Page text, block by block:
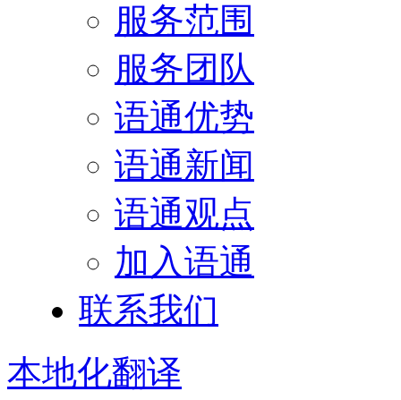
服务范围
服务团队
语通优势
语通新闻
语通观点
加入语通
联系我们
本地化翻译